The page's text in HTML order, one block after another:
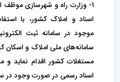
1- وزارت راه و شهرسازی
اسناد و املاک کشور، با
موجود در سامانه ثبت
سامانه‌های ملی املاک و اسکان
مستغلات کشور اقدام نماید و
اسناد رسمی در صورت وجود در